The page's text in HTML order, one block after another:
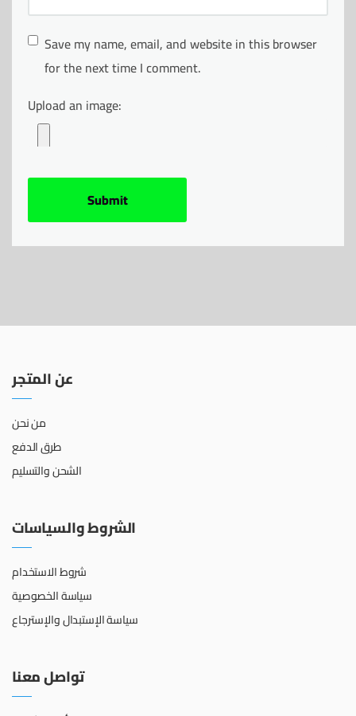
Save my name, email, and website in this browser
for the next time I comment.
Upload an image:
عن المتجر
من نحن
طرق الدفع
الشحن والتسليم
الشروط والسياسات
شروط الاستخدام
سياسة الخصوصية
سياسة الإستبدال والإسترجاع
تواصل معنا